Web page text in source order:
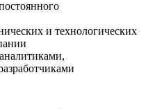
и технологических